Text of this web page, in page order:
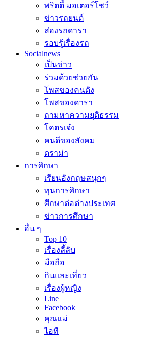
พริตตี้ มอเตอร์โชว์
ข่าวรถยนต์
ส่องรถดารา
รอบรู้เรื่องรถ
Socialnews
เป็นข่าว
ร่วมด้วยช่วยกัน
โพสของคนดัง
โพสของดารา
ถามหาความยุติธรรม
โคตรเจ๋ง
คนดีของสังคม
ดราม่า
การศึกษา
เรียนอังกฤษสนุกๆ
ทุนการศึกษา
ศึกษาต่อต่างประเทศ
ข่าวการศึกษา
อื่น ๆ
Top 10
เรื่องลี้ลับ
มือถือ
กินและเที่ยว
เรื่องผู้หญิง
Line
Facebook
คุณแม่
ไอที